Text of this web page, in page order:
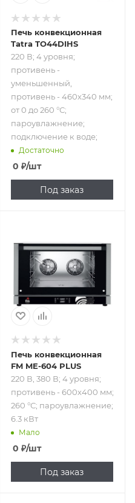
воде;
Печь конвекционная
Tatra TO44DIHS
220 В; 4 уровня;
противень -
уменьшенный,
противень - 460х340 мм;
от 0 до 260 °С;
пароувлажнение;
подключение к воде;
Достаточно
0 ₽/шт
Под заказ
уровня;
противень -
600х400 мм; 260
°С;
пароувлажнение;
6.3 кВт
Печь конвекционная
FM ME-604 PLUS
220 В, 380 В; 4 уровня;
противень - 600х400 мм;
260 °С; пароувлажнение;
6.3 кВт
Мало
0 ₽/шт
Под заказ